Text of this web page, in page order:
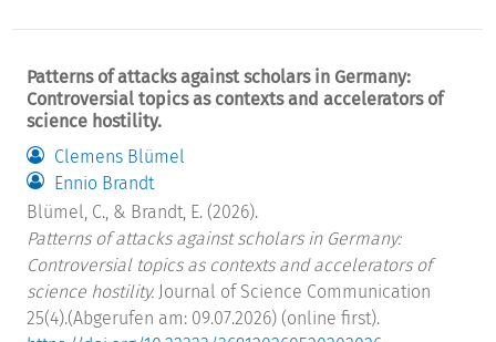
Patterns of attacks against scholars in Germany:
Controversial topics as contexts and accelerators of
science hostility.
Clemens Blümel
Ennio Brandt
Blümel, C., & Brandt, E. (2026).
Patterns of attacks against scholars in Germany:
Controversial topics as contexts and accelerators of
science hostility. Journal of Science Communication
25(4).(Abgerufen am: 09.07.2026) (online first).